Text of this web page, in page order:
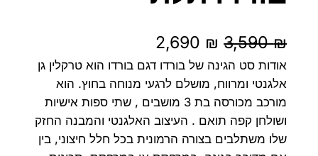
3,590₪
ה
מ
ח
י
ר
2,690 ₪
ה
מ
ח
י
ר
אודות סט הגינה של בורדו דגם בורדו הוא טרקלין גן
אלגנטי ומרווח, מושלם לרגעי מנוחה בחוץ. הוא
מורכב מכורסה בת 3 מושבים , שתי ספות אישיות
ושולחן קפה תואם . העיצוב האלגנטי והמבנה החזק
שלו משתלבים בצורה הרמונית בכל חלל חיצוני, בין